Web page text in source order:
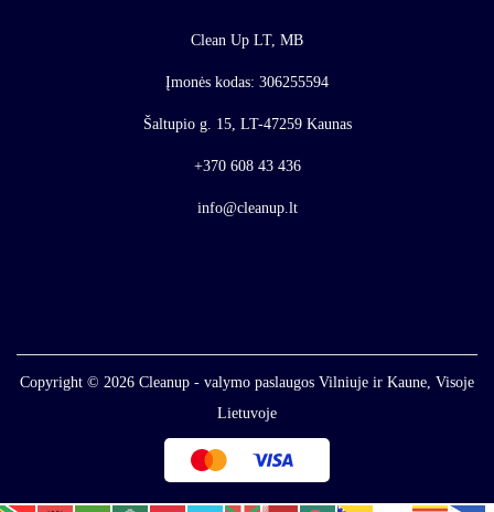
Clean Up LT, MB
Įmonės kodas: 306255594
Šaltupio g. 15, LT-47259 Kaunas
+370 608 43 436
info@cleanup.lt
Copyright © 2026 Cleanup - valymo paslaugos Vilniuje ir Kaune, Visoje
Lietuvoje